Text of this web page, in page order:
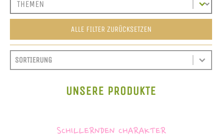
ALLE FILTER ZURÜCKSETZEN
SORTIEREN
SORT CONTENT
SORT CONTENT
UNSERE PRODUKTE
SCHILLERNDEN CHARAKTER